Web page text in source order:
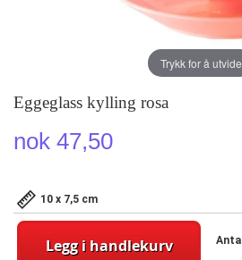
Eggeglass kylling rosa
nok 47,50
10 x 7,5 cm
Antall
Legg i handlekurv
Trykk for å utvide